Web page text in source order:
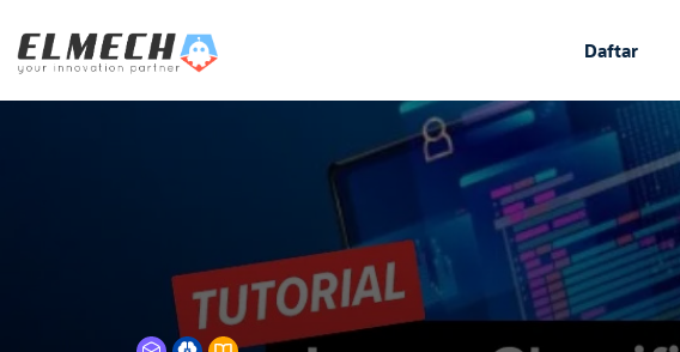
Daftar